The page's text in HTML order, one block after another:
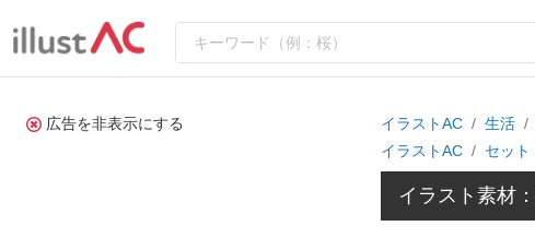
広告を非表示にする イラストAC 生活
イラストAC
セット
イラスト素材